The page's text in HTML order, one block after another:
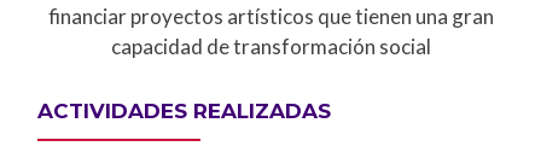
financiar proyectos artísticos que tienen una gran
capacidad de transformación social
ACTIVIDADES REALIZADAS